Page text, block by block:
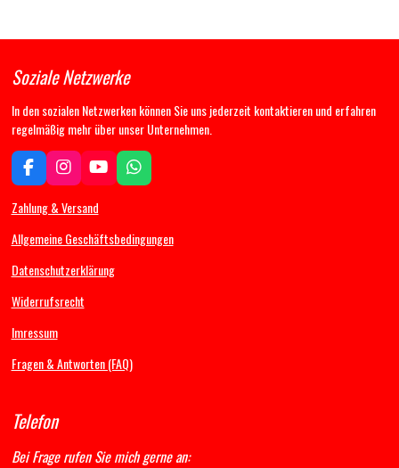
Soziale Netzwerke
In den sozialen Netzwerken können Sie uns jederzeit kontaktieren und erfahren
regelmäßig mehr über unser Unternehmen.
F
a
c
b
o
I
n
s
a
r
m
Y
o
u
u
e
W
h
s
Zahlung & Versand
Allgemeine Geschäftsbedingungen
Datenschutzerklärung
Widerrufsrecht
Imressum
Fragen & Antworten (FAQ)
Telefon
Bei Frage rufen Sie mich gerne an: